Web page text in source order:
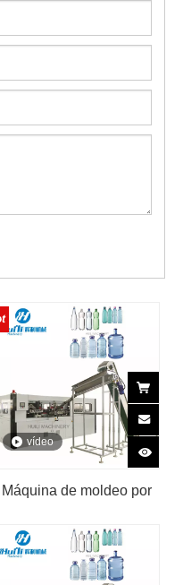
vídeo
Máquina de moldeo por
plástico PET de 10L y 20L